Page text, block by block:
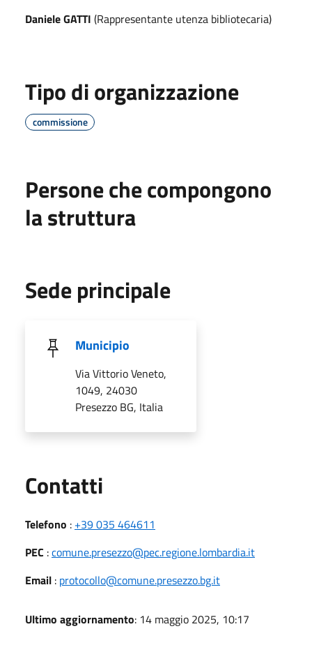
Daniele GATTI (Rappresentante utenza bibliotecaria)
Tipo di organizzazione
commissione
Persone che compongono
la struttura
Sede principale
Municipio
Via Vittorio Veneto,
1049, 24030
Presezzo BG, Italia
Contatti
Telefono : +39 035 464611
PEC :comune.presezzo@pec.regione.lombardia.it
Email : protocollo@comune.presezzo.bg.it
Ultimo aggiornamento: 14 maggio 2025, 10:17